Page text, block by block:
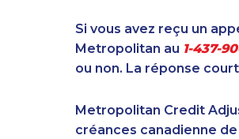
Si vous avez reçu un
Metropolitan au 1-437-
ou non. La réponse
Metropolitan Credit
créances canadienne